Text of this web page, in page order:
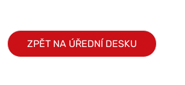
ZPĚT NA ÚŘEDNÍ DESKU